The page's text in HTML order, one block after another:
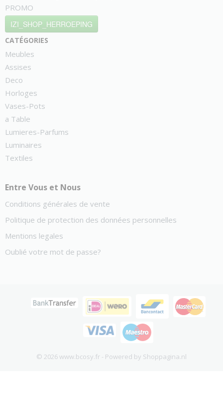
PROMO
IZI_SHOP_HERROEPING
catégories
Meubles
Assises
Deco
Horloges
Vases-Pots
a Table
Lumieres-Parfums
Luminaires
Textiles
Entre Vous et Nous
Conditions générales de vente
Politique de protection des données personnelles
Mentions legales
Oublié votre mot de passe?
© 2026 www.bcosy.fr - Powered by Shoppagina.nl